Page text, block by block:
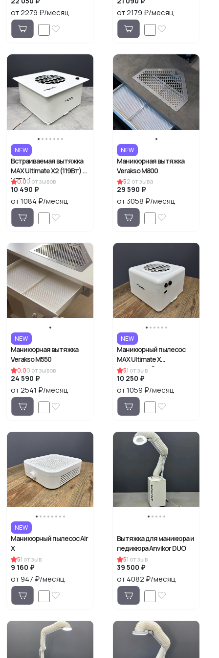
от 2279 ₽/месяц от 2179 ₽/месяц
NEW
Встраиваемая вытяжка
MAX Ultimate X2 (119Вт) с
HEPA фильтром
0.00 отзывов
10 490 ₽
от 1084 ₽/месяц
NEW
Маникюрная вытяжка
Verakso M800
52 отзыва
29 590 ₽
от 3058 ₽/месяц
NEW
Маникюрная вытяжка
Verakso M550
0.00 отзывов
24 590 ₽
от 2541 ₽/месяц
NEW
Маникюрный пылесос
MAX Ultimate X
настольный
51 отзыв
10 250 ₽
от 1059 ₽/месяц
NEW
Маникюрный пылесос Air
X
51 отзыв
9 160 ₽
от 947 ₽/месяц
Вытяжка для маникюра и
педикюра Anvikor DUO
51 отзыв
39 500 ₽
от 4082 ₽/месяц